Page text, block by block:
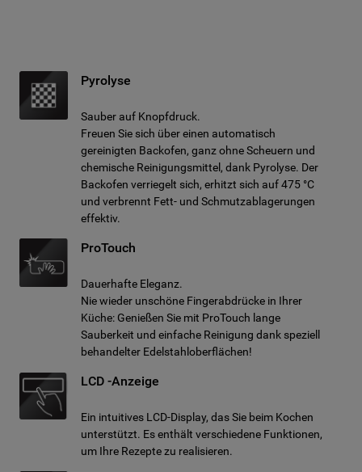
Pyrolyse
Sauber auf Knopfdruck.
Freuen Sie sich über einen automatisch
gereinigten Backofen, ganz ohne Scheuern und
chemische Reinigungsmittel, dank Pyrolyse. Der
Backofen verriegelt sich, erhitzt sich auf 475 °C
und verbrennt Fett- und Schmutzablagerungen
effektiv.
ProTouch
Dauerhafte Eleganz.
Nie wieder unschöne Fingerabdrücke in Ihrer
Küche: Genießen Sie mit ProTouch lange
Sauberkeit und einfache Reinigung dank speziell
behandelter Edelstahloberflächen!
LCD -Anzeige
Ein intuitives LCD-Display, das Sie beim Kochen
unterstützt. Es enthält verschiedene Funktionen,
um Ihre Rezepte zu realisieren.